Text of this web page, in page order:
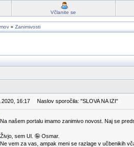
Včlanite se
» Zanimivosti
16:17 Naslov sporočila: "SLOVA NA IZI"
Na našem portalu imamo zanimivo novost. Naj se
Živjo, sem Ul. 🤪 Osmar.
Ne vem za vas, ampak meni se razlage v učbenikih